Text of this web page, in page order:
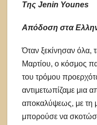
Της Jenin Younes
Απόδοση στα
Όταν ξεκίνησαν όλα,
Μαρτίου, ο κόσμος
του τρόμου
αντιμετωπίζαμε μια
αποκαλύψεως, με τη
μπορούσε να